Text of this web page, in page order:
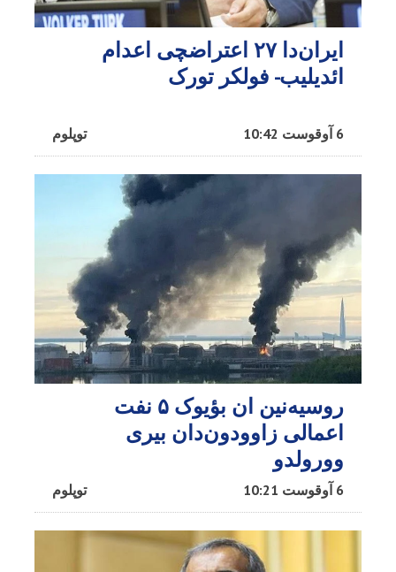
ایران‌دا ۲۷ اعتراضچی اعدام
ائدیلیب- فولکر تورک
توپلوم 6 آوقوست 10:42
روسیه‌نین ان بؤیوک ۵ نفت
اعمالی زاوودون‌دان بیری
وورولدو
توپلوم 6 آوقوست 10:21